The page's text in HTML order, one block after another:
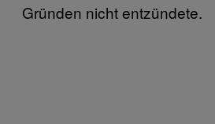
Gründen nicht entzündete.